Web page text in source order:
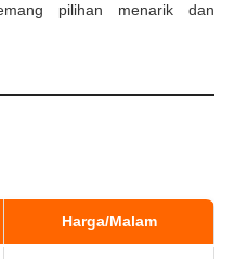
pilihan menarik dan
Harga/Malam